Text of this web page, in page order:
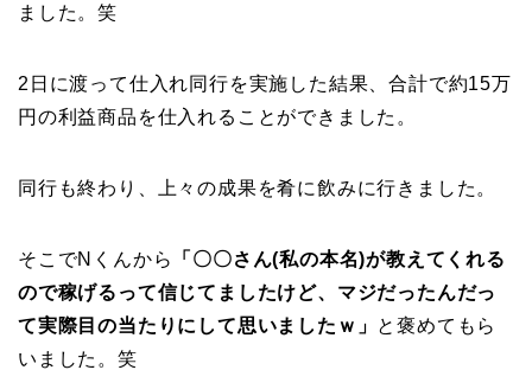
ました。笑
2日に渡って仕入れ同行を実施した結果、合計で約15万
円の利益商品を仕入れることができました。
同行も終わり、上々の成果を肴に飲みに行きました。
そこでNくんから
「〇〇さん(私の本名)が教えてくれる
ので稼げるって信じてましたけど、マジだったんだっ
て実際目の当たりにして思いましたｗ」 と褒めてもら
いました。笑